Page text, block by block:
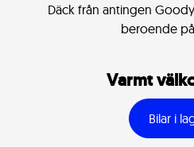
Däck från antingen
beroende
Varmt
Bilar i